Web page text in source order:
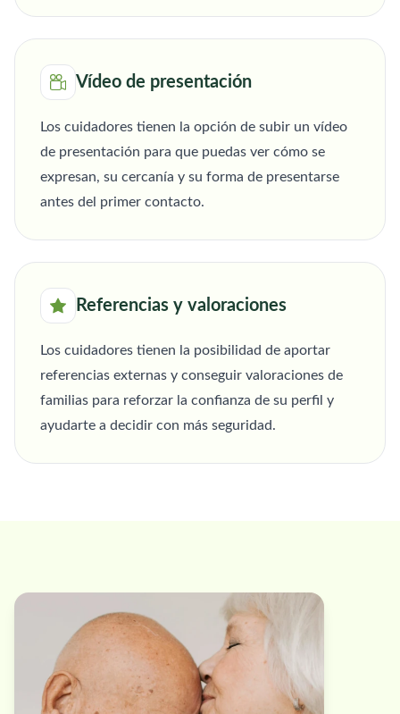
Vídeo de presentación
Los cuidadores tienen la opción de subir un vídeo
de presentación para que puedas ver cómo se
expresan, su cercanía y su forma de presentarse
antes del primer contacto.
Referencias y valoraciones
Los cuidadores tienen la posibilidad de aportar
referencias externas y conseguir valoraciones de
familias para reforzar la confianza de su perfil y
ayudarte a decidir con más seguridad.